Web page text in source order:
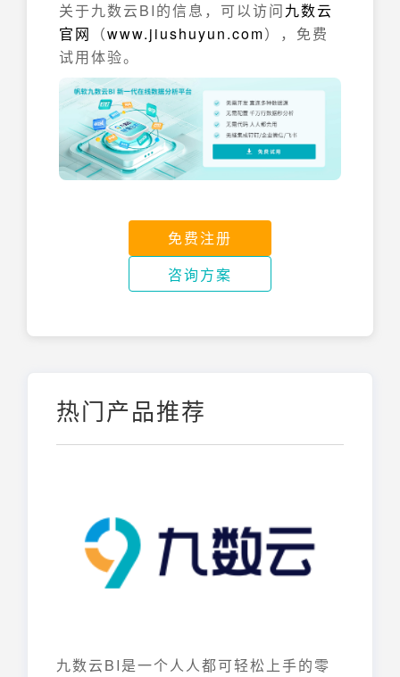
关于九数云BI的信息，可以访问九数云
官网
（www.jiushuyun.com），免费
试用体验。
免费注册
咨询方案
热门产品推荐
九数云BI是一个人人都可轻松上手的零